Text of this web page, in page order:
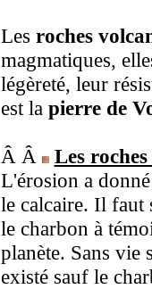
Les roches
magmatiques,
légèreté, leur
est la pierre de
Â Â
Les
L'érosion a
le calcaire. Il faut
le charbon à
planète. Sans vie
existé sauf le